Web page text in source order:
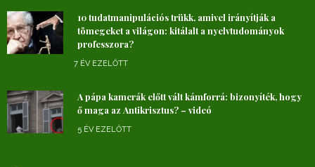
10 tudatmanipulációs trükk, amivel irányítják a
tömegeket a világon: kitálalt a nyelvtudományok
professzora?
7 ÉV EZELŐTT
A pápa kamerák előtt vált kámforrá: bizonyíték, hogy
ő maga az Antikrisztus? – videó
5 ÉV EZELŐTT